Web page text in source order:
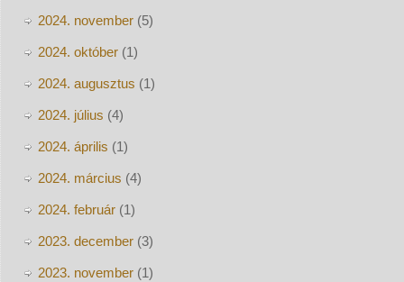
2024. november(5)
2024. október(1)
2024. augusztus (1)
2024. július (4)
2024. április (1)
2024. március (4)
2024. február(1)
2023. december(3)
2023. november(1)